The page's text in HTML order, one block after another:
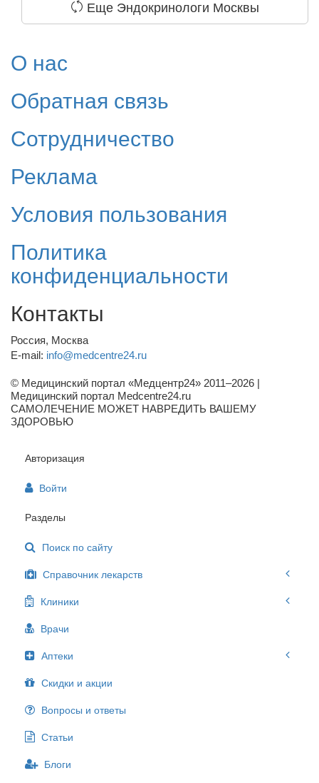
Еще Эндокринологи Москвы
О нас
Обратная связь
Сотрудничество
Реклама
Условия пользования
Политика
конфиденциальности
Контакты
Россия, Москва
E-mail: info@medcentre24.ru
© Медицинский портал «Медцентр24» 2011–2026 |
Медицинский портал Medcentre24.ru
САМОЛЕЧЕНИЕ МОЖЕТ НАВРЕДИТЬ ВАШЕМУ
ЗДОРОВЬЮ
Авторизация
Войти
Разделы
Поиск по сайту
Справочник лекарств
Клиники
Врачи
Аптеки
Скидки и акции
Вопросы и ответы
Статьи
Блоги